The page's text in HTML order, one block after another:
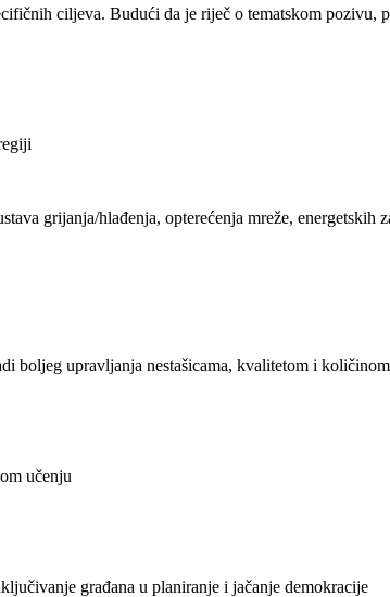
ciljeva. Budući da je riječ o tematskom
grijanja/hlađenja, opterećenja mreže, energetskih
boljeg upravljanja nestašicama, kvalitetom i
učenju
građana u planiranje i jačanje demokracije